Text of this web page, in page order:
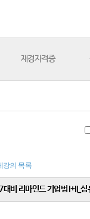
재경자격증
강의 목록
비 리마인드 기업법 I+II_심